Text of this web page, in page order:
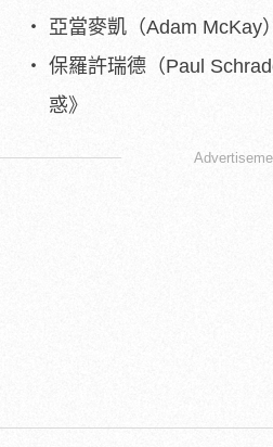
亞當麥凱（Adam McKay
保羅許瑞德（Paul
惑》